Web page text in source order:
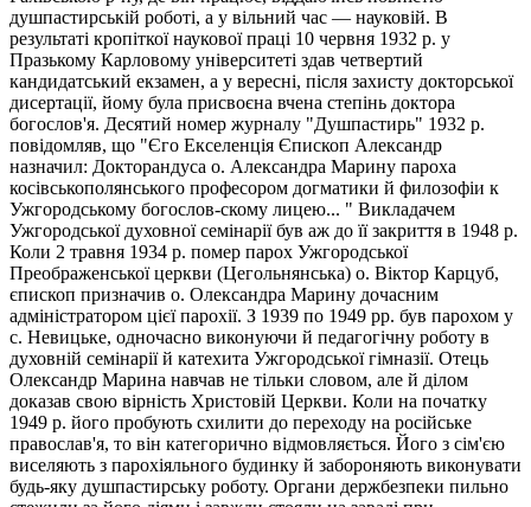
душпастирській роботі, а у вільний час — науковій. В
результаті кропіткої наукової праці 10 червня 1932 р. у
Празькому Карловому університеті здав четвертий
кандидатський екзамен, а у вересні, після захисту докторської
дисертації, йому була присвоєна вчена степінь доктора
богослов'я. Десятий номер журналу "Душпастирь" 1932 р.
повідомляв, що "Єго Екселенція Єпископ Александр
назначил: Докторандуса о. Александра Марину пароха
косівськополянського професором догматики й филозофіи к
Ужгородському богослов-скому лицею... " Викладачем
Ужгородської духовної семінарії був аж до її закриття в 1948 р.
Коли 2 травня 1934 р. помер парох Ужгородської
Преображенської церкви (Цегольнянська) о. Віктор Карцуб,
єпископ призначив о. Олександра Марину дочасним
адміністратором цієї парохії. З 1939 по 1949 рр. був парохом у
с. Невицьке, одночасно виконуючи й педагогічну роботу в
духовній семінарії й катехита Ужгородської гімназії. Отець
Олександр Марина навчав не тільки словом, але й ділом
доказав свою вірність Христовій Церкви. Коли на початку
1949 р. його пробують схилити до переходу на російське
православ'я, то він категорично відмовляється. Його з сім'єю
виселяють з парохіяльного будинку й забороняють виконувати
будь-яку душпастирську роботу. Органи держбезпеки пильно